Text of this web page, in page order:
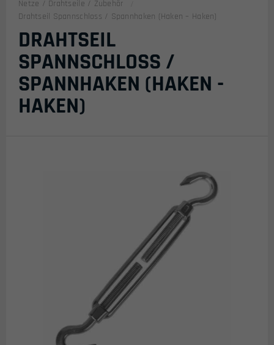
Netze / Drahtseile / Zubehör
Drahtseil Spannschloss / Spannhaken (Haken – Haken)
DRAHTSEIL
SPANNSCHLOSS /
SPANNHAKEN (HAKEN -
HAKEN)